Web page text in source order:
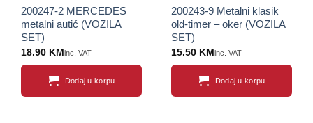
200247-2 MERCEDES
metalni autić (VOZILA
SET)
18.90 KM inc. VAT
Dodaj u korpu
200243-9 Metalni klasik
old-timer – oker (VOZILA
SET)
15.50 KM inc. VAT
Dodaj u korpu